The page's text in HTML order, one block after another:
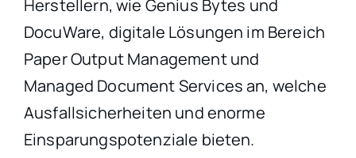
Herstellern, wie Genius Bytes und
DocuWare, digitale Lösungen im Bereich
Paper Output Management und
Managed Document Services an, welche
Ausfallsicherheiten und enorme
Einsparungspotenziale bieten.